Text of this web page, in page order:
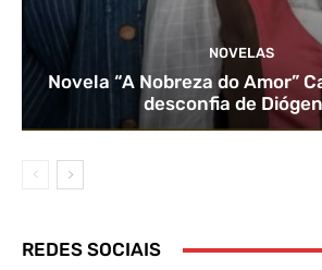
NOVELAS
Novela “A Nobreza do Amor”
desconfia de
REDES SOCIAIS